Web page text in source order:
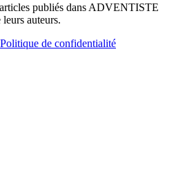
publiés dans ADVENTISTE
auteurs.
Politique de confidentialité